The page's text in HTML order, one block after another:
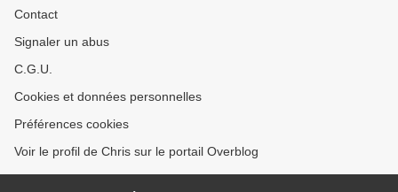
Contact
Signaler un abus
C.G.U.
Cookies et données personnelles
Préférences cookies
Voir le profil de Chris sur le portail Overblog